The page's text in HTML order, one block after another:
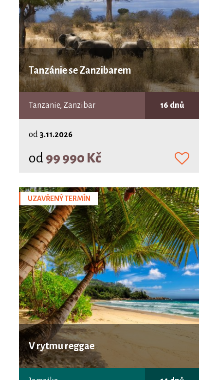
Tanzánie se Zanzibarem
Tanzanie, Zanzibar 16 dnů
od 3.11.2026
od 99 990 Kč
UZAVŘENÝ TERMÍN
V rytmu reggae